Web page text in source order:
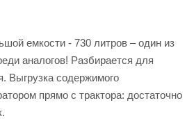
емкости - 730 литров – один из
аналогов! Разбирается для
Выгрузка содержимого
прямо с трактора: достаточно